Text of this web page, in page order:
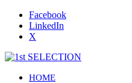
Facebook
LinkedIn
X
HOME